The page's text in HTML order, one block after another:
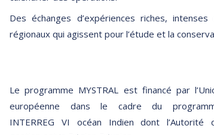
Des échanges d’expériences riches,
régionaux qui agissent pour l’étude et la
Le programme MYSTRAL est financé par
européenne dans le cadre du
INTERREG VI océan Indien dont l’Autorité